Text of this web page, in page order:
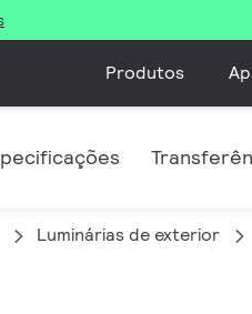
Produtos
Luminárias de exterior